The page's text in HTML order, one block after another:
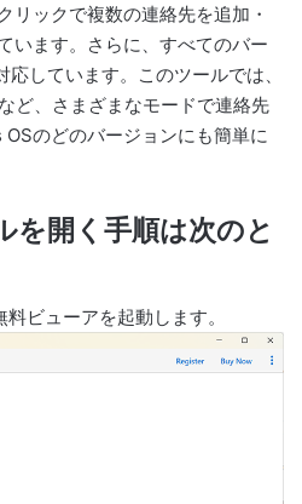
リックで複数の連絡先を追加・
います。さらに、すべてのバー
しています。このツールでは、
ど、さまざまなモードで連絡先
のどのバージョンにも簡単に
を開く手順は次のと
ビューアを起動します。